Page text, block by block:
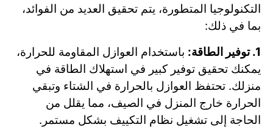
التكنولوجيا المتطورة، يتم تحقيق العديد من الفوائد،
بما في ذلك:
1. توفير الطاقة:
باستخدام العوازل المقاومة للحرارة،
يمكنك تحقيق توفير كبير في استهلاك الطاقة في
منزلك. تحتفظ العوازل بالحرارة في الشتاء وتبقي
الحرارة خارج المنزل في الصيف، مما يقلل من
الحاجة إلى تشغيل نظام التكييف بشكل مستمر.